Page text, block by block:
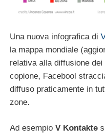
Una nuova infografica di
la mappa mondiale
relativa alla diffusione
copione, Facebool
diffuso praticamente in
zone.
Ad esempio V Kontakte